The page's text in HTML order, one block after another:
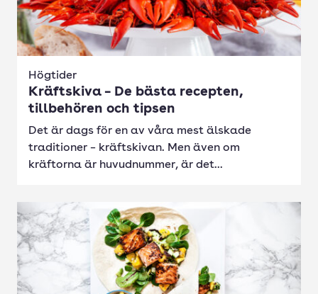
Högtider
Kräftskiva – De bästa recepten,
tillbehören och tipsen
Det är dags för en av våra mest älskade
traditioner – kräftskivan. Men även om
kräftorna är huvudnummer, är det...